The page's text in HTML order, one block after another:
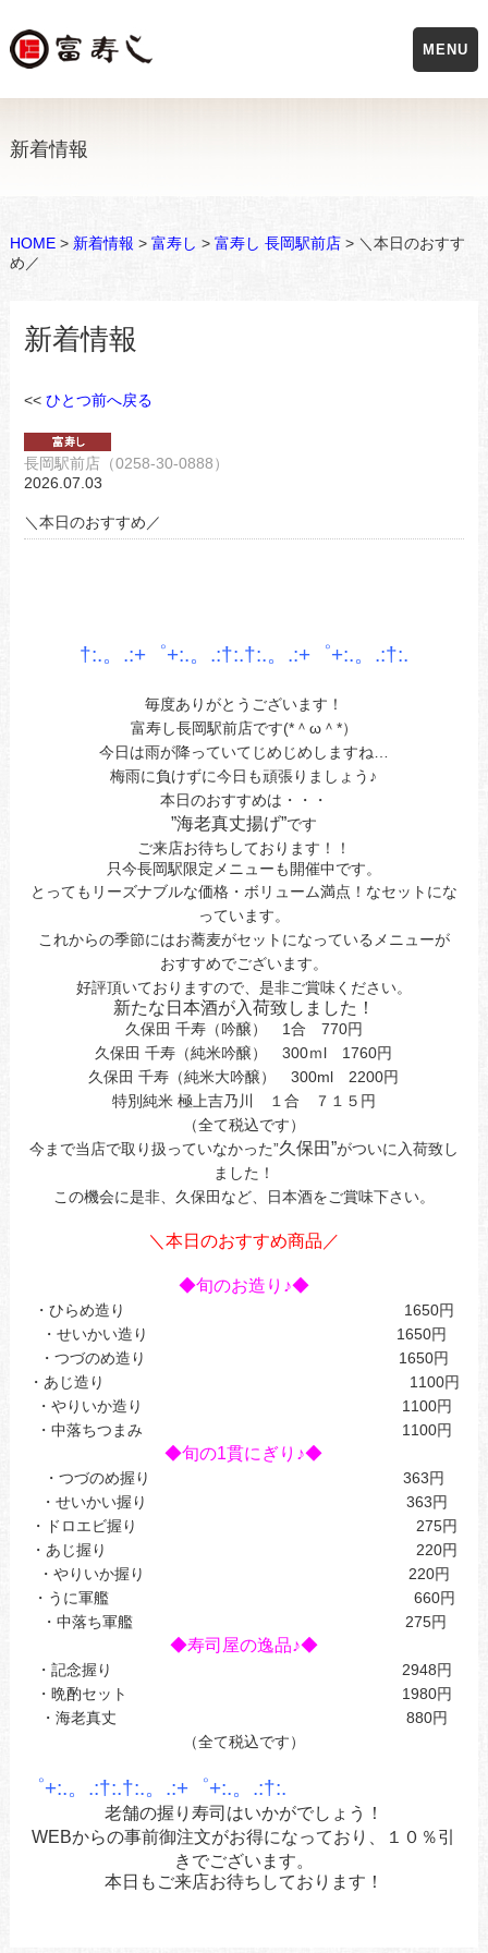
新着情報
HOME> 新着情報 > 富寿し > 富寿し 長岡駅前店> ＼本日のおすす
め／
新着情報
<< ひとつ前へ戻る
長岡駅前店（0258-30-0888）
2026.07.03
＼本日のおすすめ／
†:.。.:+゜+:.。.:†:.†:.。.:+゜+:.。.:†:.
毎度ありがとうございます！
富寿し長岡駅前店です(*＾ω＾*）
今日は雨が降っていてじめじめしますね…
梅雨に負けずに今日も頑張りましょう♪
本日のおすすめは・・・
”海老真丈揚げ”です
ご来店お待ちしております！！
只今長岡駅限定メニューも開催中です。
とってもリーズナブルな価格・ボリューム満点！なセットにな
っています。
これからの季節にはお蕎麦がセットになっているメニューが
おすすめでございます。
好評頂いておりますので、是非ご賞味ください。
新たな日本酒が入荷致しました！
久保田 千寿（吟醸） 1合 770円
久保田 千寿（純米吟醸） 300ｍl 1760円
久保田 千寿（純米大吟醸） 300ml 2200円
特別純米 極上吉乃川 １合 ７１５円
（全て税込です）
今まで当店で取り扱っていなかった”久保田”がついに入荷致し
ました！
この機会に是非、久保田など、日本酒をご賞味下さい。
＼本日のおすすめ商品／
◆旬のお造り♪◆
・ひらめ造り 1650円
・せいかい造り 1650円
・つづのめ造り 1650円
・あじ造り 1100円
・やりいか造り 1100円
・中落ちつまみ 1100円
◆旬の1貫にぎり♪◆
・つづのめ握り 363円
・せいかい握り 363円
・ドロエビ握り 275円
・あじ握り 220円
・やりいか握り 220円
・うに軍艦 660円
・中落ち軍艦 275円
◆寿司屋の逸品♪◆
・記念握り 2948円
・晩酌セット 1980円
・海老真丈 880円
（全て税込です）
゜+:.。.:†:.†:.。.:+゜+:.。.:†:.
老舗の握り寿司はいかがでしょう！
WEBからの事前御注文がお得になっており、１０％引
きでございます。
本日もご来店お待ちしております！
MENU